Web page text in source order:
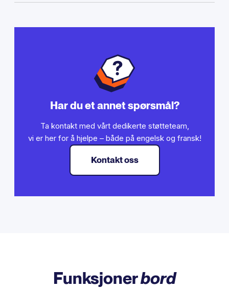
Har du et annet spørsmål?
Ta kontakt med vårt dedikerte støtteteam,
vi er her for å hjelpe – både på engelsk og fransk!
Kontakt oss
Funksjonerbord